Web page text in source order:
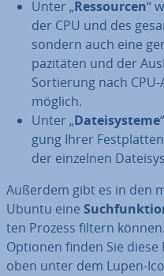
Unter „Res­sour­cen“
der CPU und des
sondern auch eine
pa­zi­tä­ten und der
Sor­tie­rung nach
möglich.
Unter „Da­tei­sys­te­me
gung Ihrer
der einzelnen
Außerdem gibt es in den
Ubuntu eine
ten Prozess filtern
Optionen finden Sie
oben unter dem Lupen-